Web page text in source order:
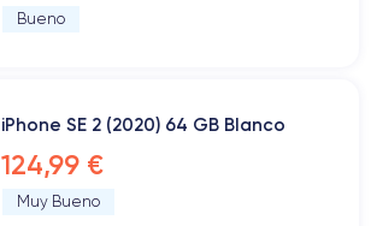
Bueno
iPhone SE 2 (2020) 64 GB Blanco
124,99 €
Muy Bueno